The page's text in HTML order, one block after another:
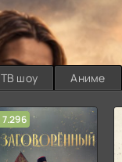
ТВ шоу Аниме
7.296